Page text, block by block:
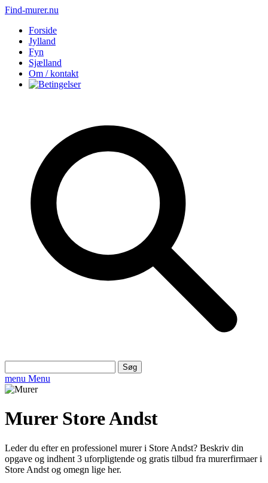
Find-murer.nu
Forside
Jylland
Fyn
Sjælland
Om / kontakt
efter:
menu Menu
Murer Store Andst
Leder du efter en professionel murer i Store Andst? Beskriv din
opgave og indhent 3 uforpligtende og gratis tilbud fra murerfirmaer i
Store Andst og omegn lige her.